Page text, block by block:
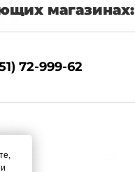
магазинах:
72-999-62